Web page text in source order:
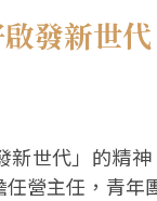
發新世代
世代」的精
營主任，青年